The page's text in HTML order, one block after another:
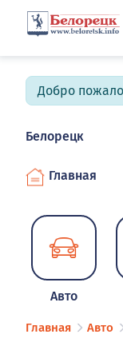
Добро
Белорецк
Главная
Авто
Главная Авто